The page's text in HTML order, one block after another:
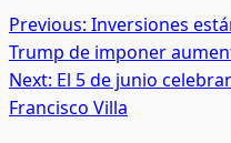
Post
navigation
Previous: Inversiones
Trump de imponer
Next: El 5 de junio
Francisco Villa